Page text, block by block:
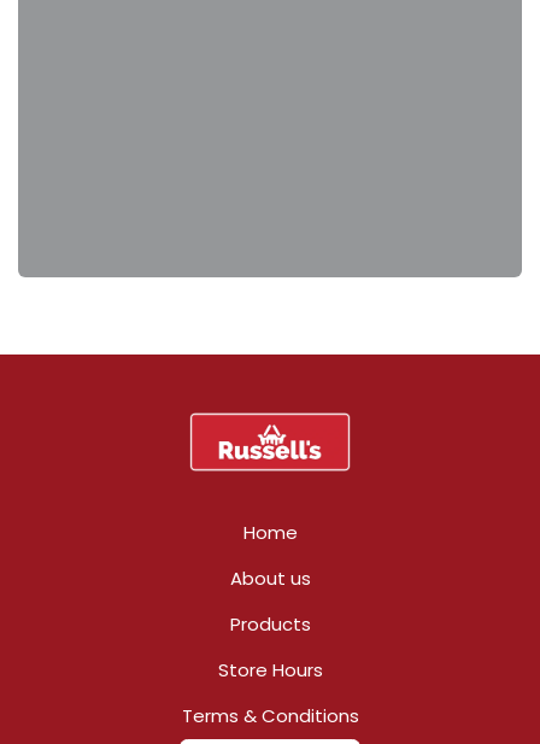
Home
About us
Products
Store Hours
Terms & Conditions